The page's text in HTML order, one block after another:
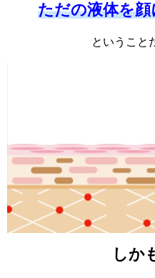
ただの液体を
ということ
しか